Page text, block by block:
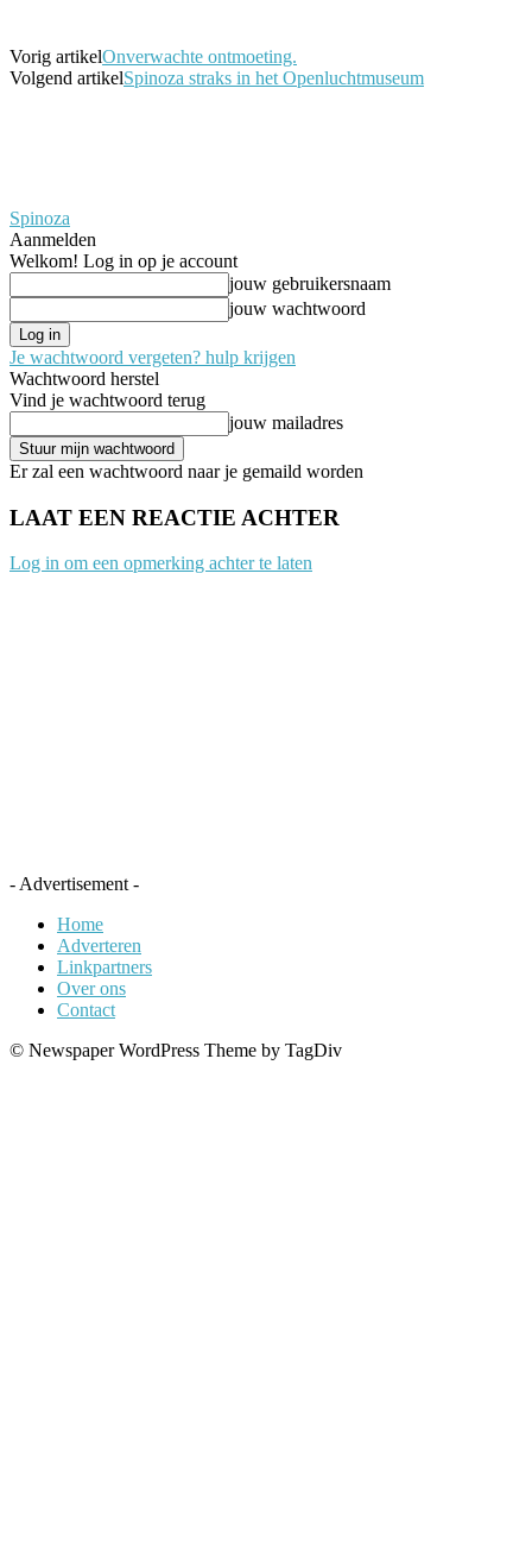
Vorig artikelOnverwachte ontmoeting.
Volgend artikelSpinoza straks in het Openluchtmuseum
Spinoza
Aanmelden
Welkom! Log in op je account
jouw gebruikersnaam
jouw wachtwoord
Je wachtwoord vergeten? hulp krijgen
Wachtwoord herstel
Vind je wachtwoord terug
jouw mailadres
Er zal een wachtwoord naar je gemaild worden
LAAT EEN REACTIE ACHTER
Log in om een opmerking achter te laten
- Advertisement -
Home
Adverteren
Linkpartners
Over ons
Contact
© Newspaper WordPress Theme by TagDiv